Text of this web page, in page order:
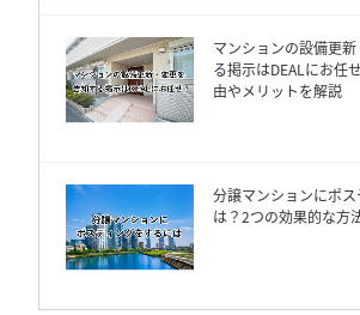
マンションの設備更
る掲示はDEALにお任
由やメリットを解説
分譲マンションにポ
は？2つの効果的な方